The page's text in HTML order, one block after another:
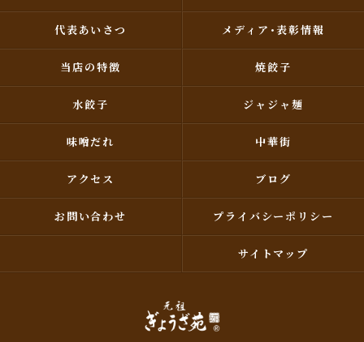
代表あいさつ メディア･表彰情報
当店の特徴 焼餃子
水餃子 ジャジャ麺
味噌だれ 中華街
アクセス ブログ
お問い合わせ プライバシーポリシー
サイトマップ